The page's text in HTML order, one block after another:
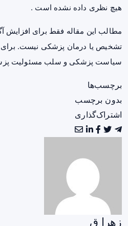
هیچ نظری داده نشده است .
مطالب این مقاله فقط برای
تشخیص یا درمان پزشکی نیست. برای
سیاست پزشکی و سلب مسئولیت
برچسب‌ها
بدون برچسب
اشتراک‌گذاری
زهرا ق